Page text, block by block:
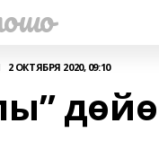
2 ОКТЯБРЯ 2020, 09:10